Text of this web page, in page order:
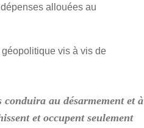
allouées au
vis à vis de
au désarmement et à
et occupent seulement